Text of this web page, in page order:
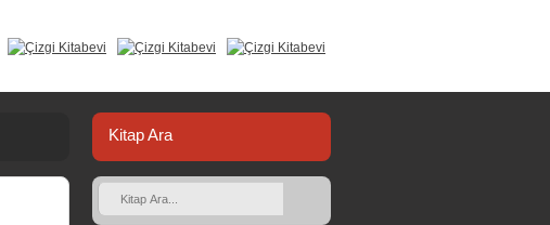
Kitap Ara